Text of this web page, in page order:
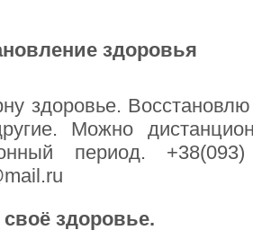
здоровья
здоровье.
Можно
период.
здоровье.